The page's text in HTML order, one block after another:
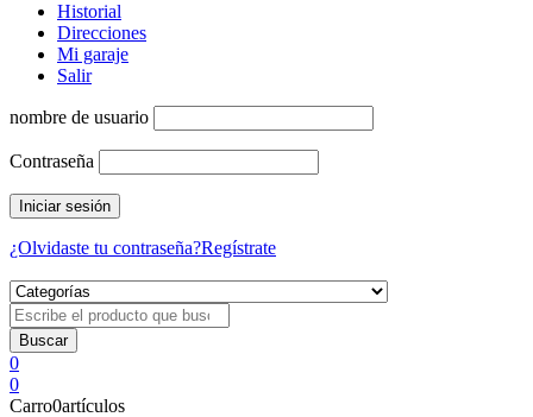
Historial
Direcciones
Mi garaje
Salir
nombre de usuario
Contraseña
¿Olvidaste tu contraseña?Regístrate
0
0
Carro0artículos